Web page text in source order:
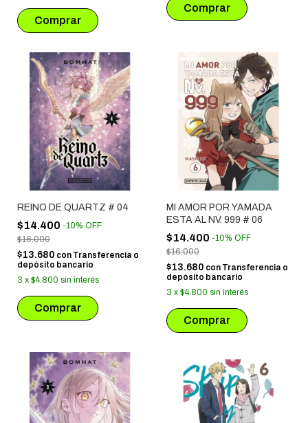
REINO DE QUARTZ # 04
$14.400 -10% OFF
$16.000
$13.680 con Transferencia o
depósito bancario
3 x $4.800 sin interés
MI AMOR POR YAMADA
ESTA AL NV. 999 # 06
$14.400 -10% OFF
$16.000
$13.680 con Transferencia o
depósito bancario
3 x $4.800 sin interés